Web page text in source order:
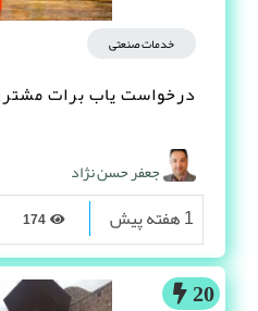
خدمات صنعتی
درخواست یاب برات
جعفر حسن نژاد
1 هفته پیش
20